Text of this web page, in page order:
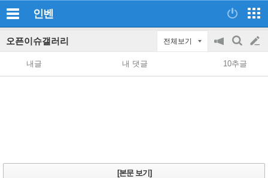
인벤
오픈이슈갤러리 전체보기
공
지
on/off
검
색
글
쓰
내글 내 댓글 10추글
[본문 보기]